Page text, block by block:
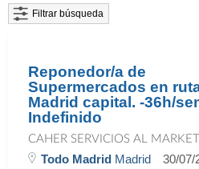
Filtrar búsqueda
Reponedor/a de
Supermercados en
Madrid capital. -36h/
Indefinido
CAHER SERVICIOS AL
Todo Madrid Madrid 30/07/